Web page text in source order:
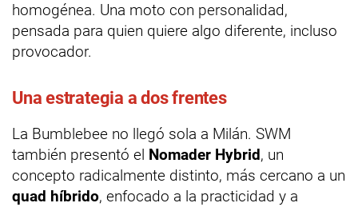
homogénea. Una moto con personalidad,
pensada para quien quiere algo diferente, incluso
provocador.
Una estrategia a dos frentes
La Bumblebee no llegó sola a Milán. SWM
también presentó el Nomader Hybrid, un
concepto radicalmente distinto, más cercano a un
quad híbrido, enfocado a la practicidad y a